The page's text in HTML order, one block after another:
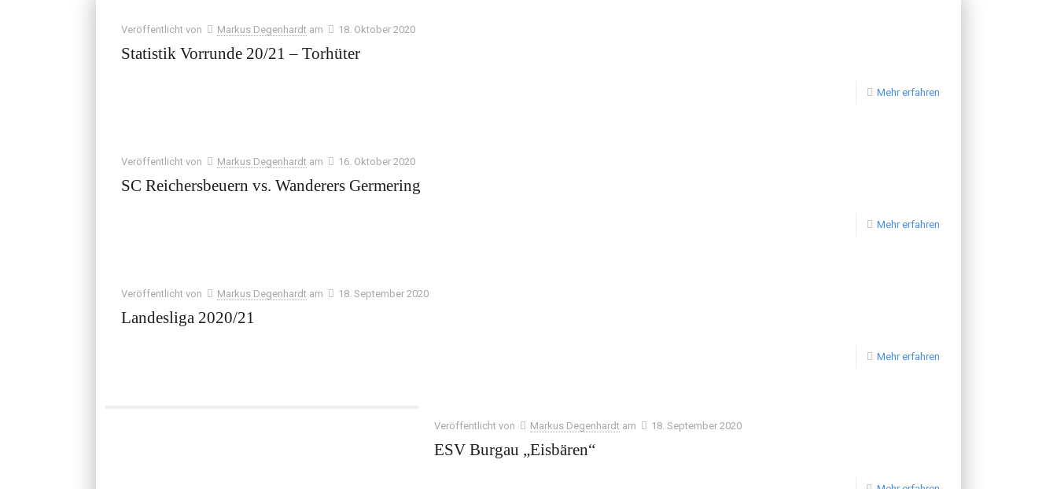
Veröffentlicht von Markus Degenhardt am 18. Oktober 2020
Statistik Vorrunde 20/21 – Torhüter
Mehr erfahren
Veröffentlicht von Markus Degenhardt am 16. Oktober 2020
SC Reichersbeuern vs. Wanderers Germering
Mehr erfahren
Veröffentlicht von Markus Degenhardt am 18. September 2020
Landesliga 2020/21
Mehr erfahren
Veröffentlicht von Markus Degenhardt am 18. September 2020
ESV Burgau „Eisbären“